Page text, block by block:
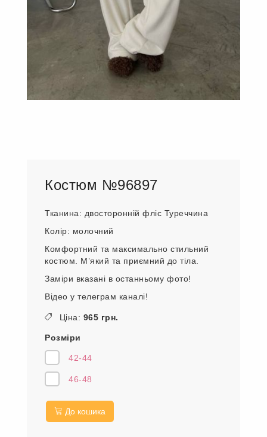
Костюм №96897
Тканина: двосторонній фліс Туреччина
Колір: молочний
Комфортний та максимально стильний
костюм. Мʼякий та приємний до тіла.
Заміри вказані в останньому фото!
Відео у телеграм каналі!
Ціна: 965 грн.
Розміри
42-44
46-48
До кошика